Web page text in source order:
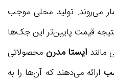
می‌روند. تولید محلی موجب
قیمت پایین‌تر این جک‌ها
مانند ایستا مدرن محصولاتی
ارائه می‌دهند که آن‌ها را به